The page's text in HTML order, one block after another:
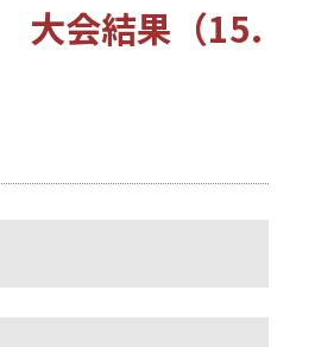
大会結果（15.